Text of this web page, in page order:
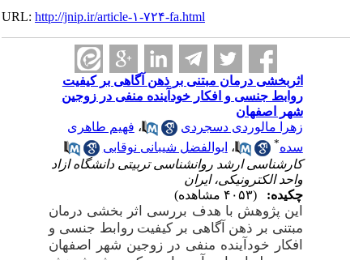
URL:http://jnip.ir/article-۱-۷۲۴-fa.html
اثربخشی درمان مبتنی بر ذهن آگاهی بر کیفیت
روابط جنسی و افکار خودآینده منفی در زوجین
شهر اصفهان
زهرا مالوردی دسجردی
،فهیم طاهری
سده
،ابوالفضل شیبانی نوقابی
کارشناسی ارشد روانشناسی تربیتی دانشگاه ازاد
واحد الکترونیکی، ایران
چکیده:
این پژوهش با هدف بررسی اثر بخشی درمان
مبتنی بر ذهن آگاهی بر کیفیت روابط جنسی و
افکار خودآینده منفی در زوجین شهر اصفهان